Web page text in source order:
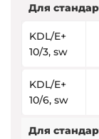
Для
KDL/E+
10/3, sw
KDL/E+
10/6, sw
Для